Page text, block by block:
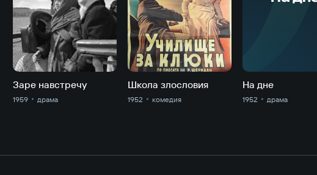
Заре навстречу
1959 драма
Школа злословия
1952 комедия
На дне
1952 драма